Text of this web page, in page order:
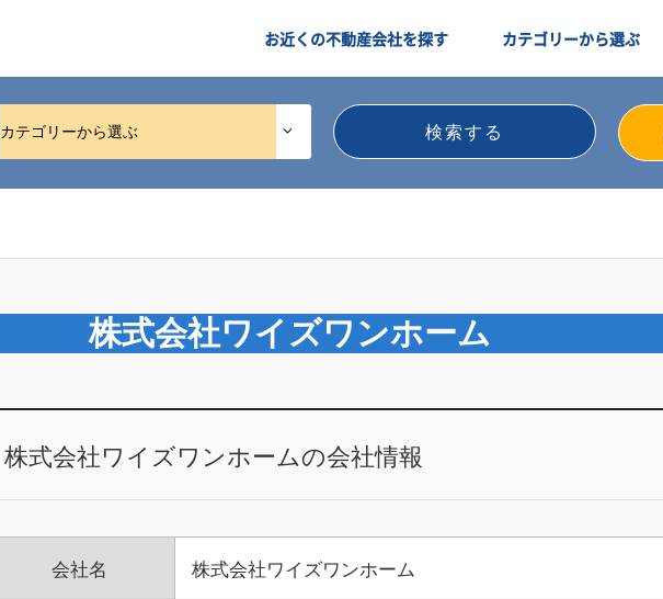
お近くの不動産会社を探す カテゴリーから選ぶ
カテゴリーから選ぶ
株式会社ワイズワンホーム
株式会社ワイズワンホームの会社情報
会社名 株式会社ワイズワンホーム